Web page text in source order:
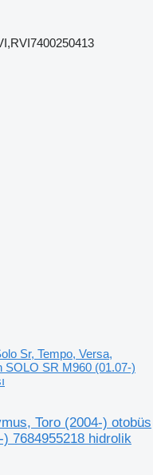
Sr, Tempo, Versa,
SOLO SR M960 (01.07-)
Toro (2004-) otobüs
7684955218 hidrolik